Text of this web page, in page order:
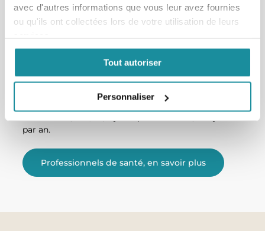
avec d'autres informations que vous leur avez fournies
ou qu'ils ont collectées lors de votre utilisation de leurs
Tout autoriser
Personnaliser
Codexial est un laboratoire pharmaceutique
dans ce domaine, Codexial a permis la réalisation de
plus de 5 millions de préparations magistrales
dermatologiques depuis la création du laboratoire. À
ce jour une préparation codexial est réalisée toutes
par an.
Professionnels de santé, en savoir plus